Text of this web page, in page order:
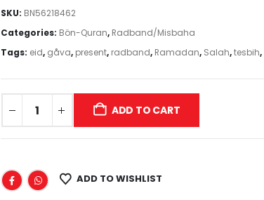
SKU: BN56218462
Categories: Bön-Quran, Radband/Misbaha
Tags: eid, gåva, present, radband, Ramadan, Salah,tesbih,
ADD TO CART
ADD TO WISHLIST